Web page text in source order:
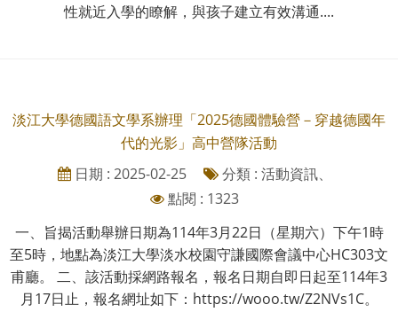
性就近入學的瞭解，與孩子建立有效溝通....
淡江大學德國語文學系辦理「2025德國體驗營－穿越德國年
代的光影」高中營隊活動
日期 : 2025-02-25
分類 : 活動資訊、
點閱 : 1323
一、旨揭活動舉辦日期為114年3月22日（星期六）下午1時
至5時，地點為淡江大學淡水校園守謙國際會議中心HC303文
甫廳。 二、該活動採網路報名，報名日期自即日起至114年3
月17日止，報名網址如下：https://wooo.tw/Z2NVs1C。